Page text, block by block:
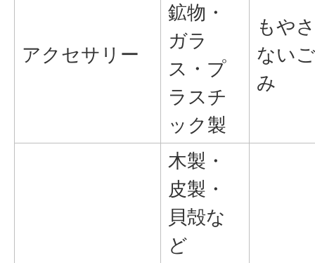
アクセサリー
鉱物・
ガラ
ス・プ
ラスチ
ック製
もやさ
ないご
み
木製・
皮製・
貝殻な
ど